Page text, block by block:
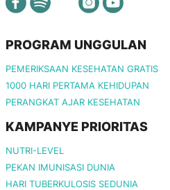
PROGRAM UNGGULAN
PEMERIKSAAN KESEHATAN GRATIS
1000 HARI PERTAMA KEHIDUPAN
PERANGKAT AJAR KESEHATAN
KAMPANYE PRIORITAS
NUTRI-LEVEL
PEKAN IMUNISASI DUNIA
HARI TUBERKULOSIS SEDUNIA